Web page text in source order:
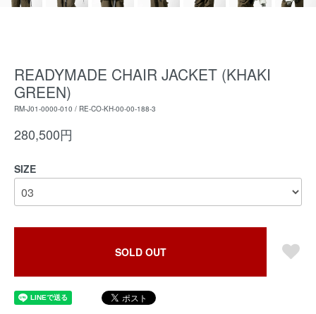
READYMADE CHAIR JACKET (KHAKI
GREEN)
RM-J01-0000-010 / RE-CO-KH-00-00-188-3
280,500円
SIZE
SOLD OUT